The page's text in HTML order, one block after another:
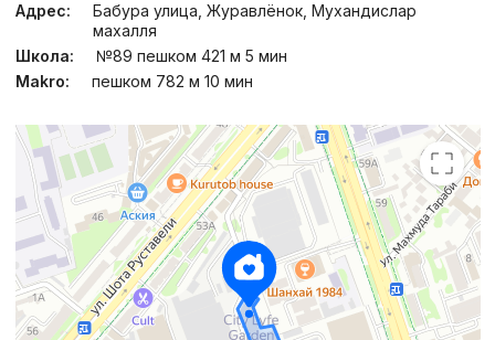
Адрес:
Бабура улица, Журавлёнок, Мухандислар
махалля
Школа:
№89 пешком 421 м 5 мин
Makro:
пешком 782 м 10 мин